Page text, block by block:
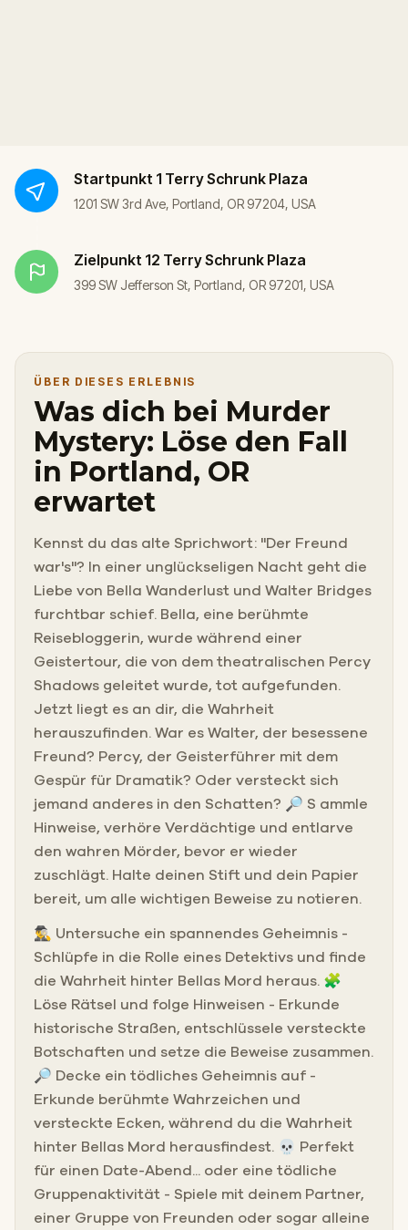
Startpunkt 1 Terry Schrunk Plaza
1201 SW 3rd Ave, Portland, OR 97204, USA
Zielpunkt 12 Terry Schrunk Plaza
399 SW Jefferson St, Portland, OR 97201, USA
ÜBER DIESES ERLEBNIS
Was dich bei Murder
Mystery: Löse den Fall
in Portland, OR
erwartet
Kennst du das alte Sprichwort: "Der Freund
war's"? In einer unglückseligen Nacht geht die
Liebe von Bella Wanderlust und Walter Bridges
furchtbar schief. Bella, eine berühmte
Reisebloggerin, wurde während einer
Geistertour, die von dem theatralischen Percy
Shadows geleitet wurde, tot aufgefunden.
Jetzt liegt es an dir, die Wahrheit
herauszufinden. War es Walter, der besessene
Freund? Percy, der Geisterführer mit dem
Gespür für Dramatik? Oder versteckt sich
jemand anderes in den Schatten? 🔎 S ammle
Hinweise, verhöre Verdächtige und entlarve
den wahren Mörder, bevor er wieder
zuschlägt. Halte deinen Stift und dein Papier
bereit, um alle wichtigen Beweise zu notieren.
🕵️‍♂️ Untersuche ein spannendes Geheimnis -
Schlüpfe in die Rolle eines Detektivs und finde
die Wahrheit hinter Bellas Mord heraus. 🧩
Löse Rätsel und folge Hinweisen - Erkunde
historische Straßen, entschlüssele versteckte
Botschaften und setze die Beweise zusammen.
🔎 Decke ein tödliches Geheimnis auf -
Erkunde berühmte Wahrzeichen und
versteckte Ecken, während du die Wahrheit
hinter Bellas Mord herausfindest. 💀 Perfekt
für einen Date-Abend... oder eine tödliche
Gruppenaktivität - Spiele mit deinem Partner,
einer Gruppe von Freunden oder sogar alleine